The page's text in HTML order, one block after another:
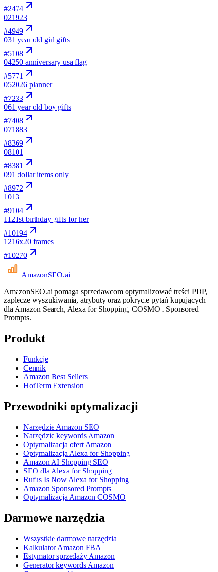
#2474
021923
#4949
031 year old girl gifts
#5108
04250 anniversary usa flag
#5771
052026 planner
#7233
061 year old boy gifts
#7408
071883
#8369
08101
#8381
091 dollar items only
#8972
1013
#9104
1121st birthday gifts for her
#10194
1216x20 frames
#10270
AmazonSEO.ai
AmazonSEO.ai pomaga sprzedawcom optymalizować treści PDP,
zaplecze wyszukiwania, atrybuty oraz pokrycie pytań kupujących
dla Amazon Search, Alexa for Shopping, COSMO i Sponsored
Prompts.
Produkt
Funkcje
Cennik
Amazon Best Sellers
HotTerm Extension
Przewodniki optymalizacji
Narzędzie Amazon SEO
Narzędzie keywords Amazon
Optymalizacja ofert Amazon
Optymalizacja Alexa for Shopping
Amazon AI Shopping SEO
SEO dla Alexa for Shopping
Rufus Is Now Alexa for Shopping
Amazon Sponsored Prompts
Optymalizacja Amazon COSMO
Darmowe narzędzia
Wszystkie darmowe narzędzia
Kalkulator Amazon FBA
Estymator sprzedaży Amazon
Generator keywords Amazon